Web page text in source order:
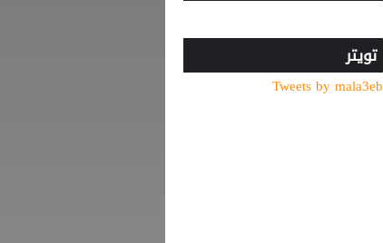
تويتر
Tweets by mala3eb